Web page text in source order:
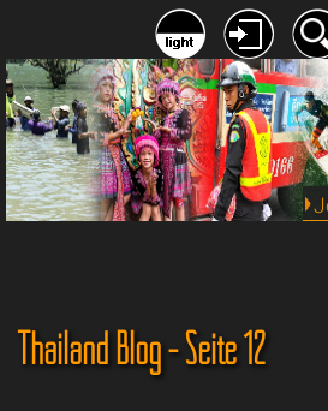
Thailand Blog - Seite 12